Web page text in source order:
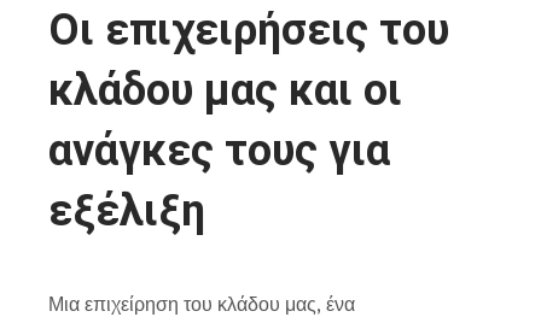
Οι επιχειρήσεις του
κλάδου μας και οι
ανάγκες τους για
εξέλιξη
Μια επιχείρηση του κλάδου μας, ένα